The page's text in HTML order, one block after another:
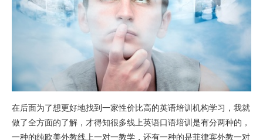
在后面为了想更好地找到一家性价比高的英语培训机构学习，我就
做了全方面的了解，才得知很多线上英语口语培训是有分两种的，
一种的纯欧美外教线上一对一教学，还有一种的是菲律宾外教一对